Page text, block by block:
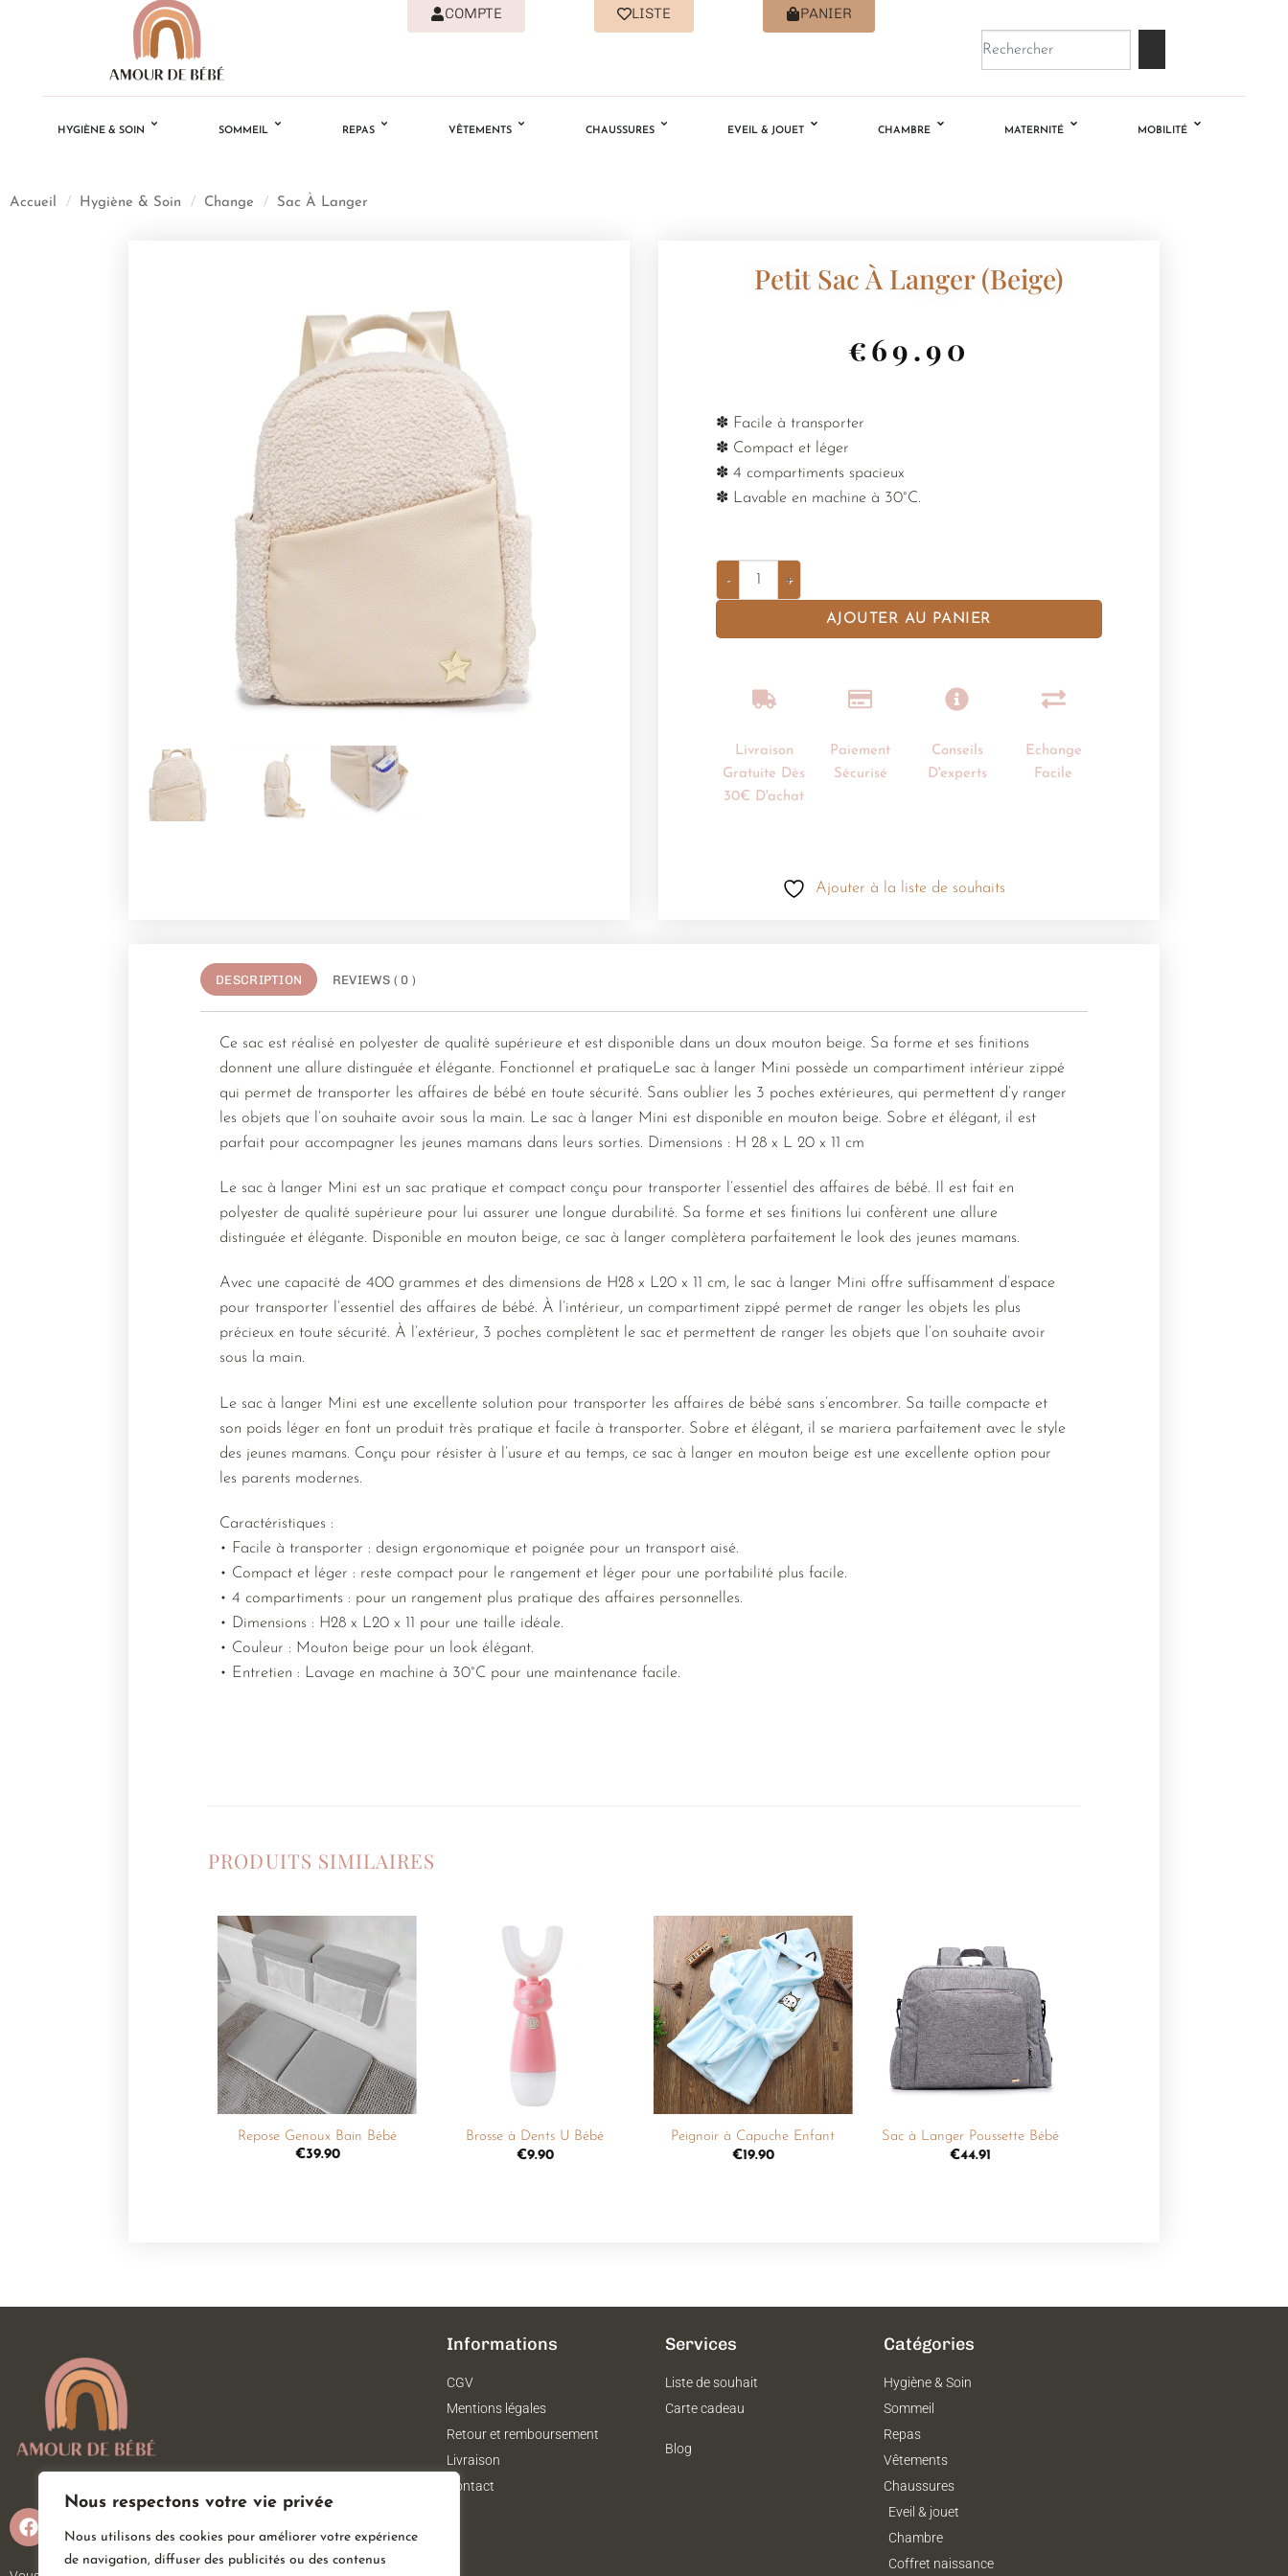
Nous respectons votre vie privée
Nous utilisons des cookies pour améliorer votre expérience
de navigation, diffuser des publicités ou des contenus
COMPTE LISTE PANIER
HYGIÈNE & SOIN SOMMEIL REPAS VÊTEMENTS CHAUSSURES EVEIL & JOUET CHAMBRE MATERNITÉ MOBILITÉ
Accueil / Hygiène & Soin / Change / Sac À Langer
Petit Sac À Langer (beige)
€69.90
✽ Facile à transporter
✽ Compact et léger
✽ 4 compartiments spacieux
✽ Lavable en machine à 30°C.
AJOUTER AU PANIER
Livraison
Gratuite Dès
30€ D'achat
Paiement
Sécurisé
Conseils
D'experts
Echange
Facile
Ajouter à la liste de souhaits
DESCRIPTION REVIEWS ( 0 )
Ce sac est réalisé en polyester de qualité supérieure et est disponible dans un doux mouton beige. Sa forme et ses finitions
donnent une allure distinguée et élégante. Fonctionnel et pratiqueLe sac à langer Mini possède un compartiment intérieur zippé
qui permet de transporter les affaires de bébé en toute sécurité. Sans oublier les 3 poches extérieures, qui permettent d’y ranger
les objets que l’on souhaite avoir sous la main. Le sac à langer Mini est disponible en mouton beige. Sobre et élégant, il est
parfait pour accompagner les jeunes mamans dans leurs sorties. Dimensions : H 28 x L 20 x 11 cm
Le sac à langer Mini est un sac pratique et compact conçu pour transporter l’essentiel des affaires de bébé. Il est fait en
polyester de qualité supérieure pour lui assurer une longue durabilité. Sa forme et ses finitions lui confèrent une allure
distinguée et élégante. Disponible en mouton beige, ce sac à langer complètera parfaitement le look des jeunes mamans.
Avec une capacité de 400 grammes et des dimensions de H28 x L20 x 11 cm, le sac à langer Mini offre suffisamment d’espace
pour transporter l’essentiel des affaires de bébé. À l’intérieur, un compartiment zippé permet de ranger les objets les plus
précieux en toute sécurité. À l’extérieur, 3 poches complètent le sac et permettent de ranger les objets que l’on souhaite avoir
sous la main.
Le sac à langer Mini est une excellente solution pour transporter les affaires de bébé sans s’encombrer. Sa taille compacte et
son poids léger en font un produit très pratique et facile à transporter. Sobre et élégant, il se mariera parfaitement avec le style
des jeunes mamans. Conçu pour résister à l’usure et au temps, ce sac à langer en mouton beige est une excellente option pour
les parents modernes.
Caractéristiques :
• Facile à transporter : design ergonomique et poignée pour un transport aisé.
• Compact et léger : reste compact pour le rangement et léger pour une portabilité plus facile.
• 4 compartiments : pour un rangement plus pratique des affaires personnelles.
• Dimensions : H28 x L20 x 11 pour une taille idéale.
• Couleur : Mouton beige pour un look élégant.
• Entretien : Lavage en machine à 30°C pour une maintenance facile.
PRODUITS SIMILAIRES
Ajouter
à la
liste de
souhaits
+
Repose Genoux Bain Bébé
€39.90
Brosse à Dents U Bébé
€9.90
Ajouter
à la
liste de
souhaits
+
Peignoir à Capuche Enfant
€19.90
Ajouter
à la
liste de
souhaits
+
Sac à Langer Poussette Bébé
€44.91
Informations
CGV
Mentions légales
Retour et remboursement
Livraison
Contact
Services
Liste de souhait
Carte cadeau
Blog
Catégories
Hygiène & Soin
Sommeil
Repas
Vêtements
Chaussures
Eveil & jouet
Chambre
Coffret naissance